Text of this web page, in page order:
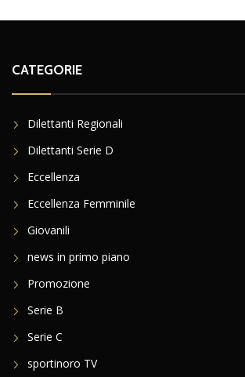
CATEGORIE
Dilettanti Regionali
Dilettanti Serie D
Eccellenza
Eccellenza Femminile
Giovanili
news in primo piano
Promozione
Serie B
Serie C
sportinoro TV